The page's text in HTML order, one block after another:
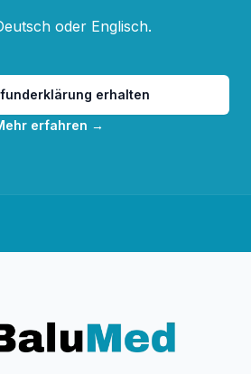
oder Englisch.
erhalten
erfahren →